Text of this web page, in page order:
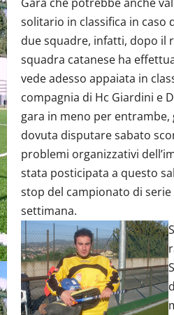
solitario in classifica in caso
due squadre, infatti, dopo il
squadra catanese ha
vede adesso appaiata in
compagnia di Hc Giardini e
gara in meno per entrambe,
dovuta disputare sabato
problemi organizzativi
stata posticipata a questo
stop del campionato di serie
settimana.